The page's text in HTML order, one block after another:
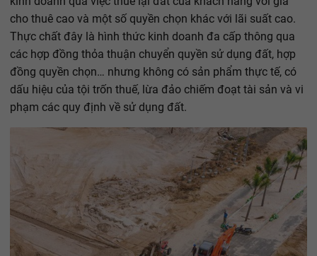
cho thuê cao và một số quyền chọn khác với lãi suất cao.
Thực chất đây là hình thức kinh doanh đa cấp thông qua
các hợp đồng thỏa thuận chuyển quyền sử dụng đất, hợp
đồng quyền chọn… nhưng không có sản phẩm thực tế, có
dấu hiệu của tội trốn thuế, lừa đảo chiếm đoạt tài sản và vi
phạm các quy định về sử dụng đất.